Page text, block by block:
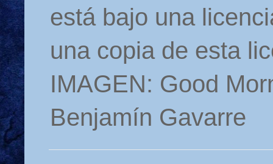
está bajo una
una copia de esta
IMAGEN: Good
Benjamín Gavarre